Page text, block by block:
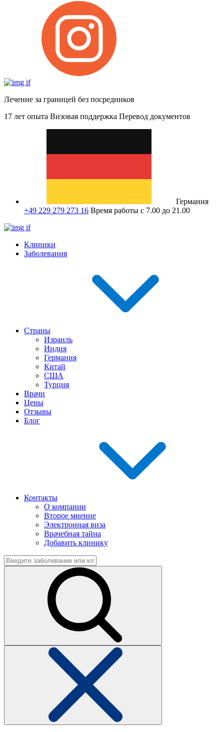
Лечение за границей без посредников
17 лет опыта Визовая поддержка Перевод документов
Германия
+49 229 279 273 16 Время работы с 7.00 до 21.00
Клиники
Заболевания
Страны
Израиль
Индия
Германия
Китай
США
Турция
Врачи
Цены
Отзывы
Блог
Контакты
О компании
Второе мнение
Электронная виза
Врачебная тайна
Добавить клинику